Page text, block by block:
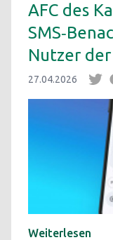
AFC des
Nutzer
27.04.2026
Weiterlesen